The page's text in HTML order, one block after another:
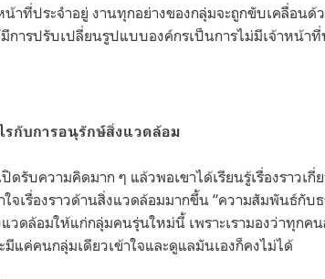
าที่ประจำอยู่ งานทุกอย่างของกลุ่มจะถูกขับเคลื่อนด้
การปรับเปลี่ยนรูปแบบองค์กรเป็นการไม่มีเจ้าหน้าที่
กับการอนุรักษ์สิ่งแวดล้อม
ดรับความคิดมาก ๆ แล้วพอเขาได้เรียนรู้เรื่องราวเ
จเรื่องราวด้านสิ่งแวดล้อมมากขึ้น “ความสัมพันธ์กับธ
วดล้อมให้แก่กลุ่มคนรุ่นใหม่นี้ เพราะเรามองว่าทุกค
แค่คนกลุ่มเดียวเข้าใจและดูแลมันเองก็คงไม่ได้